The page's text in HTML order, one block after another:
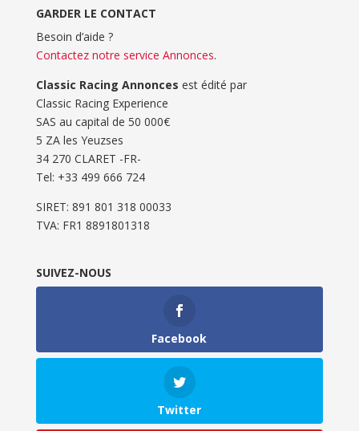
GARDER LE CONTACT
Besoin d’aide ?
Contactez notre service Annonces.
Classic Racing Annonces est édité par
Classic Racing Experience
SAS au capital de 50 000€
5 ZA les Yeuzses
34 270 CLARET -FR-
Tel: ‭+33 499 666 724‬
SIRET: 891 801 318 00033
TVA: FR1 8891801318
SUIVEZ-NOUS
Facebook
Twitter